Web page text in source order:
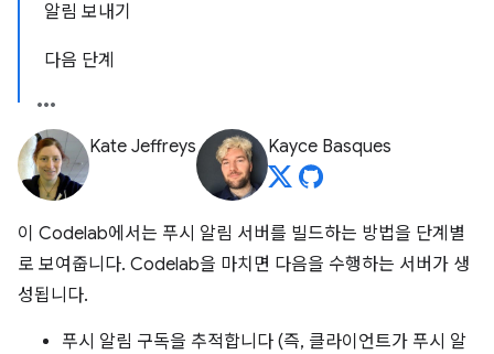
알림 보내기
다음 단계
Kate Jeffreys Kayce Basques
이 Codelab에서는 푸시 알림 서버를 빌드하는 방법을 단계별
로 보여줍니다. Codelab을 마치면 다음을 수행하는 서버가 생
성됩니다.
푸시 알림 구독을 추적합니다 (즉, 클라이언트가 푸시 알